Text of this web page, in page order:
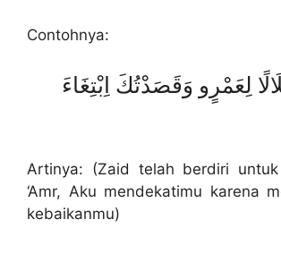
Contohnya:
لِعَمْرٍو وَقَصَدْتُكَ اِبْتِغَاءَ
Artinya: (Zaid telah berdiri untuk
‘Amr, Aku mendekatimu karena
kebaikanmu)